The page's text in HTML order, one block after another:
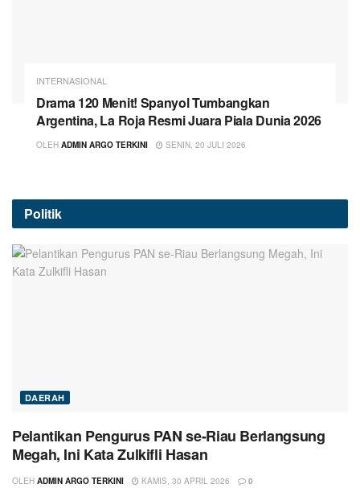
INTERNASIONAL
Drama 120 Menit! Spanyol Tumbangkan
Argentina, La Roja Resmi Juara Piala Dunia 2026
OLEH ADMIN ARGO TERKINI SENIN, 20 JULI 2026
Politik
DAERAH
Pelantikan Pengurus PAN se-Riau Berlangsung
Megah, Ini Kata Zulkifli Hasan
OLEH ADMIN ARGO TERKINI KAMIS, 30 APRIL 2026 0